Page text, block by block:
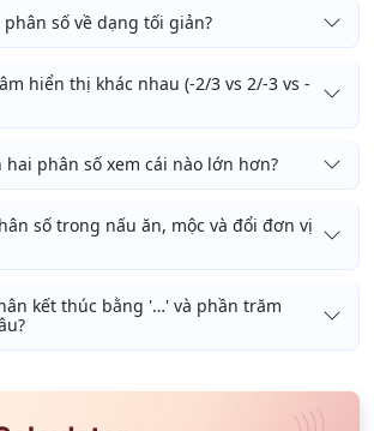
số về dạng tối giản?
hiển thị khác nhau (-2/3 vs 2/-3 vs -
hai phân số xem cái nào lớn hơn?
số trong nấu ăn, mộc và đổi đơn vị
kết thúc bằng '…' và phần trăm